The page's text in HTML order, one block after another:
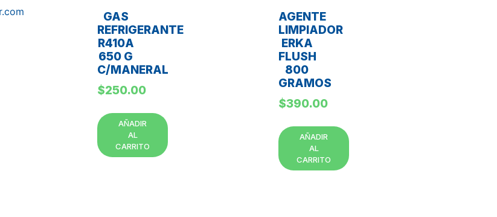
GAS
REFRIGERANTE
R410A
650 G
C/MANERAL
$250.00
AÑADIR
AL
CARRITO
AGENTE
LIMPIADOR
ERKA
FLUSH
800
GRAMOS
$390.00
AÑADIR
AL
CARRITO